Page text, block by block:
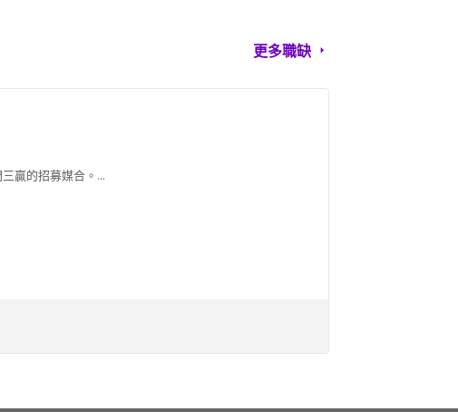
更多職缺
贏的招募媒合。...